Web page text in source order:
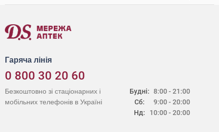
Гаряча лінія
0 800 30 20 60
Будні:
Сб:
Нд:
8:00 - 21:00
9:00 - 20:00
10:00 - 20:00
Безкоштовно зі стаціонарних і
мобільних телефонів в Україні